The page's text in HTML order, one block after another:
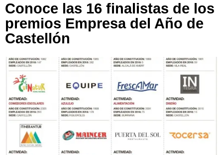
Conoce las 16 finalistas de los
premios Empresa del Año de
Castellón